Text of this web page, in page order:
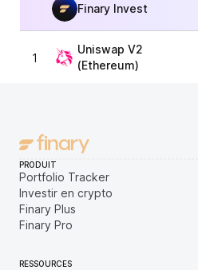
Finary Invest
1
Uniswap V2
(Ethereum)
PRODUIT
Portfolio Tracker
Investir en crypto
Finary Plus
Finary Pro
RESSOURCES